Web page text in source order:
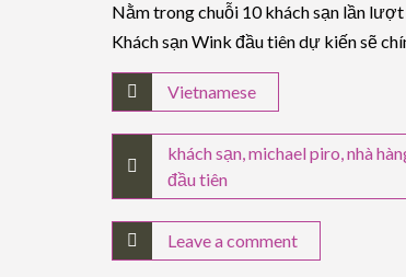
Nằm trong chuỗi 10 khách sạn lần
Khách sạn Wink đầu tiên dự kiến sẽ
Vietnamese
khách sạn,michael piro,nhà
đầu tiên
Leave a comment